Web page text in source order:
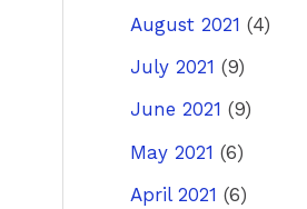
August 2021 (4)
July 2021 (9)
June 2021 (9)
May 2021 (6)
April 2021 (6)